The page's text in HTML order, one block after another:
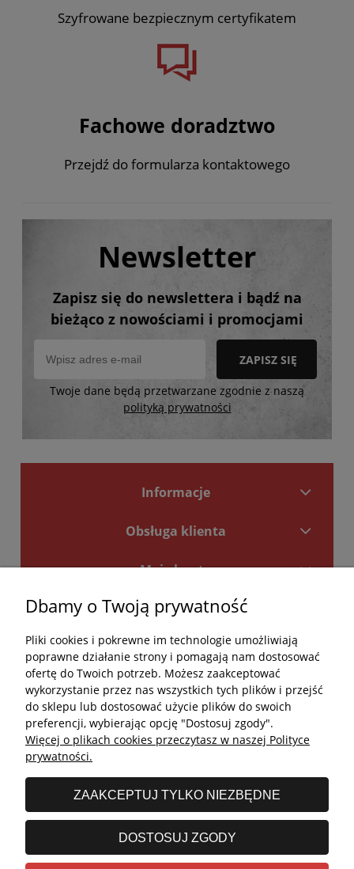
Szyfrowane bezpiecznym certyfikatem
Fachowe doradztwo
Przejdź do formularza kontaktowego
Newsletter
Zapisz się do newslettera i bądź na
bieżąco z nowościami i promocjami
ZAPISZ SIĘ
Twoje dane będą przetwarzane zgodnie z naszą
polityką prywatności
Informacje
Obsługa klienta
Moje konto
Płatności i dostawa
Kontakt
Kontakt
undefined
Godziny otwarcia salonu:
Poniedziałek - Piątek: 11:00 - 19:00
Sobota: 10:00 - 14:00
undefined © 2026 Wszelkie prawa zastrzeżone
Dbamy o Twoją prywatność
Pliki cookies i pokrewne im technologie umożliwiają
poprawne działanie strony i pomagają nam dostosować
ofertę do Twoich potrzeb. Możesz zaakceptować
wykorzystanie przez nas wszystkich tych plików i przejść
do sklepu lub dostosować użycie plików do swoich
preferencji, wybierając opcję "Dostosuj zgody".
Więcej o plikach cookies przeczytasz w naszej Polityce
prywatności.
ZAAKCEPTUJ TYLKO NIEZBĘDNE
DOSTOSUJ ZGODY